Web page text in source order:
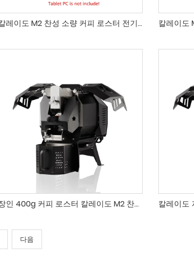
칼레이도 M2 찬성 소량 커피 로스터 전기 장인 로스터 400g
장인 400g 커피 로스터 칼레이도 M2 찬성 블루투스 및 USB 제어 시스템
다음